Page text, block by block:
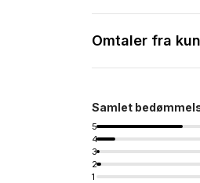
Omtaler fra
Samlet
5
4
3
2
1